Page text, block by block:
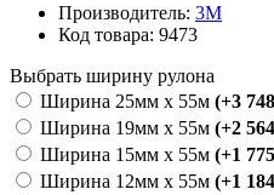
Производитель: 3М
Код товара: 9473
Выбрать ширину рулона
Ширина 25мм х 55м (+3
Ширина 19мм х 55м (+2
Ширина 15мм х 55м (+1
Ширина 12мм х 55м (+1